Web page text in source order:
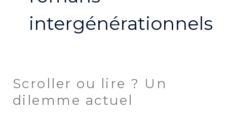
intergénérationnels
Scroller ou lire ? Un
dilemme actuel
Scroller
ou
lire ?